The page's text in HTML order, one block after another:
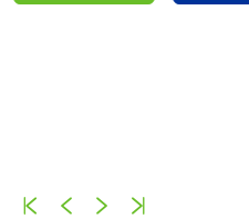
AnfangZurückVorwärts